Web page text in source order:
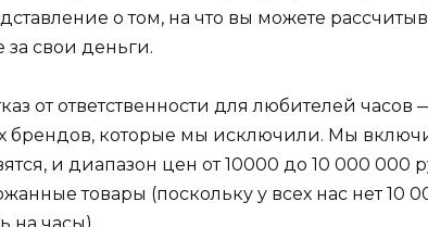
о том, на что вы можете
за свои деньги.
от ответственности для любителей
брендов, которые мы исключили. Мы
и диапазон цен от 10000 до 10 000
товары (поскольку у всех нас нет 10